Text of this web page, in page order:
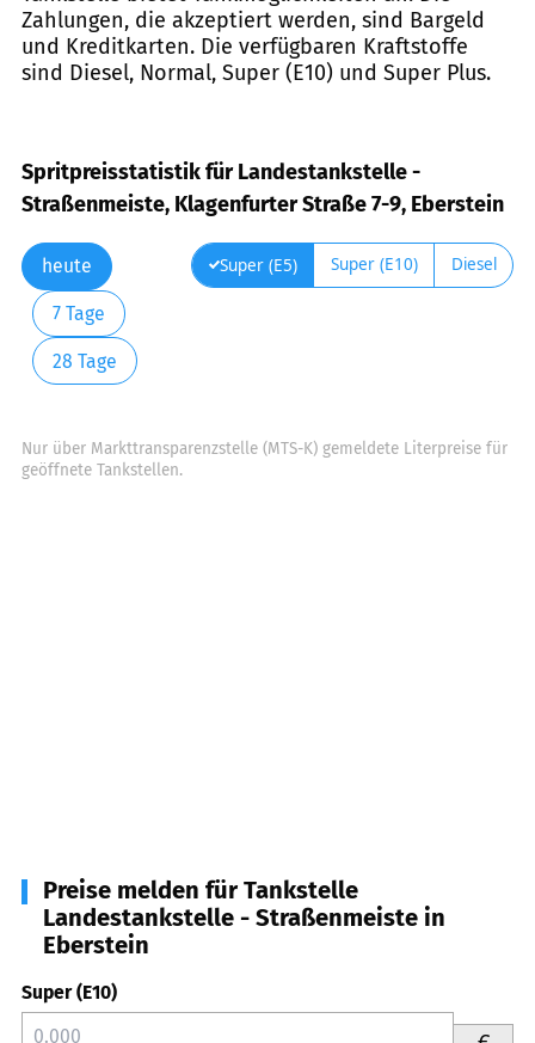
Zahlungen, die akzeptiert werden, sind Bargeld
und Kreditkarten. Die verfügbaren Kraftstoffe
sind Diesel, Normal, Super (E10) und Super Plus.
Spritpreisstatistik für Landestankstelle -
Straßenmeiste, Klagenfurter Straße 7-9, Eberstein
heute
7 Tage
28 Tage
Super (E5) Super (E10) Diesel
Nur über Markttransparenzstelle (MTS-K) gemeldete Literpreise für
geöffnete Tankstellen.
Preise melden für Tankstelle
Landestankstelle - Straßenmeiste in
Eberstein
Super (E10)